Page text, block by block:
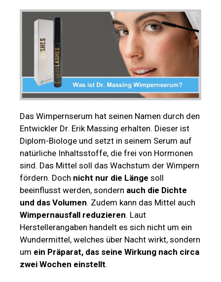
Das Wimpernserum hat seinen Namen durch den
Entwickler Dr. Erik Massing erhalten. Dieser ist
Diplom-Biologe und setzt in seinem Serum auf
natürliche Inhaltsstoffe, die frei von Hormonen
sind. Das Mittel soll das Wachstum der Wimpern
fördern. Doch nicht nur die Länge soll
beeinflusst werden, sondern auch die Dichte
und das Volumen. Zudem kann das Mittel auch
Wimpernausfall reduzieren. Laut
Herstellerangaben handelt es sich nicht um ein
Wundermittel, welches über Nacht wirkt, sondern
um ein Präparat, das seine Wirkung nach circa
zwei Wochen einstellt.